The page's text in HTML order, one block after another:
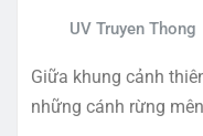
UV Truyen Thong
Giữa khung cảnh
những cánh rừng